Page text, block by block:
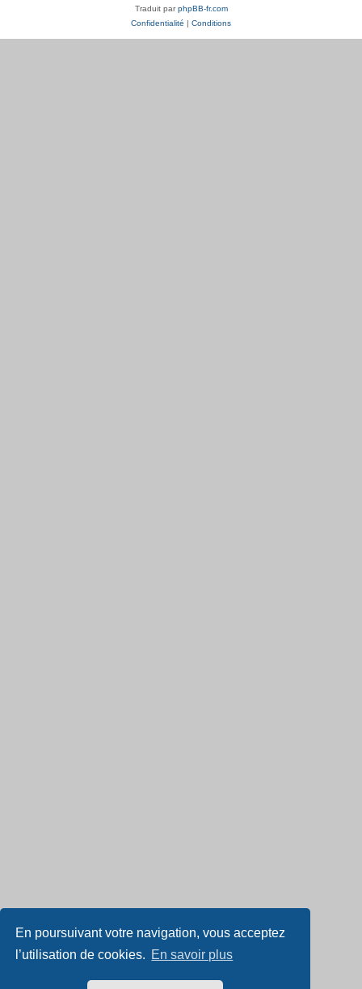
En poursuivant votre navigation, vous acceptez
l’utilisation de cookies. En savoir plus
Traduit parphpBB-fr.com
Confidentialité | Conditions